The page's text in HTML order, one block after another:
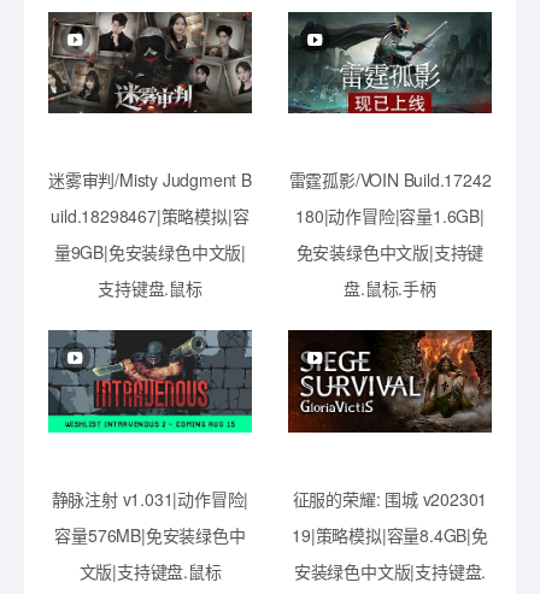
迷雾审判/Misty Judgment B
uild.18298467|策略模拟|容
量9GB|免安装绿色中文版|
支持键盘.鼠标
雷霆孤影/VOIN Build.17242
180|动作冒险|容量1.6GB|
免安装绿色中文版|支持键
盘.鼠标.手柄
静脉注射 v1.031|动作冒险|
容量576MB|免安装绿色中
文版|支持键盘.鼠标
征服的荣耀: 围城 v202301
19|策略模拟|容量8.4GB|免
安装绿色中文版|支持键盘.